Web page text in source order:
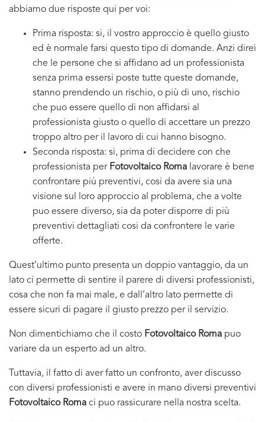
abbiamo due risposte qui per voi:
Prima risposta: si, il vostro approccio è quello giusto
ed è normale farsi questo tipo di domande. Anzi direi
che le persone che si affidano ad un professionista
senza prima essersi poste tutte queste domande,
stanno prendendo un rischio, o più di uno, rischio
che puo essere quello di non affidarsi al
professionista giusto o quello di accettare un prezzo
troppo altro per il lavoro di cui hanno bisogno.
Seconda risposta: si, prima di decidere con che
professionista per Fotovoltaico Roma lavorare è bene
confrontare più preventivi, cosi da avere sia una
visione sul loro approccio al problema, che a volte
puo essere diverso, sia da poter disporre di più
preventivi dettagliati cosi da confrontere le varie
offerte.
Quest’ultimo punto presenta un doppio vantaggio, da un
lato ci permette di sentire il parere di diversi professionisti,
cosa che non fa mai male, e dall’altro lato permette di
essere sicuri di pagare il giusto prezzo per il servizio.
Non dimentichiamo che il costo Fotovoltaico Roma puo
variare da un esperto ad un altro.
Tuttavia, il fatto di aver fatto un confronto, aver discusso
con diversi professionisti e avere in mano diversi preventivi
Fotovoltaico Roma ci puo rassicurare nella nostra scelta.